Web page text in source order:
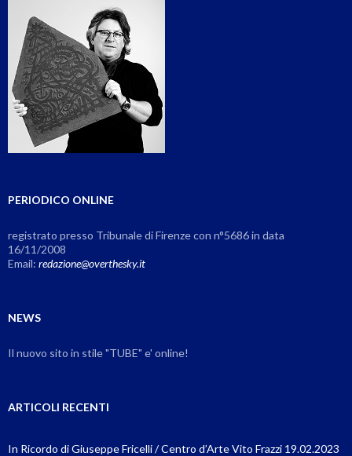
PERIODICO ONLINE
registrato presso Tribunale di Firenze con n°5686 in data
16/11/2008
Email: redazione@overthesky.it
NEWS
Il nuovo sito in stile "TUBE" e' online!
ARTICOLI RECENTI
In Ricordo di Giuseppe Fricelli / Centro d’Arte Vito Frazzi 19.02.2023